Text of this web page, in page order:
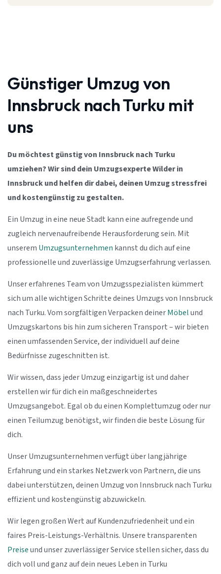
Günstiger Umzug von
Innsbruck nach Turku mit
uns
Du möchtest günstig von Innsbruck nach Turku
umziehen? Wir sind dein Umzugsexperte Wilder in
Innsbruck und helfen dir dabei, deinen Umzug stressfrei
und kostengünstig zu gestalten.
Ein Umzug in eine neue Stadt kann eine aufregende und
zugleich nervenaufreibende Herausforderung sein. Mit
unserem Umzugsunternehmen kannst du dich auf eine
professionelle und zuverlässige Umzugserfahrung verlassen.
Unser erfahrenes Team von Umzugsspezialisten kümmert
sich um alle wichtigen Schritte deines Umzugs von Innsbruck
nach Turku. Vom sorgfältigen Verpacken deinerMöbelund
Umzugskartons bis hin zum sicheren Transport – wir bieten
einen umfassenden Service, der individuell auf deine
Bedürfnisse zugeschnitten ist.
Wir wissen, dass jeder Umzug einzigartig ist und daher
erstellen wir für dich ein maßgeschneidertes
Umzugsangebot. Egal ob du einen Komplettumzug oder nur
einen Teilumzug benötigst, wir finden die beste Lösung für
dich.
Unser Umzugsunternehmen verfügt über langjährige
Erfahrung und ein starkes Netzwerk von Partnern, die uns
dabei unterstützen, deinen Umzug von Innsbruck nach Turku
effizient und kostengünstig abzuwickeln.
Wir legen großen Wert auf Kundenzufriedenheit und ein
faires Preis-Leistungs-Verhältnis. Unsere transparenten
Preiseund unser zuverlässiger Service stellen sicher, dass du
dich voll und ganz auf dein neues Leben in Turku